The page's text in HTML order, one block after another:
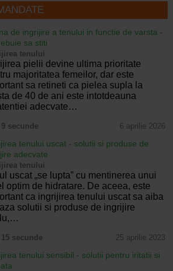
de ingrijire a tenului in functie de varsta -
sa stiti
tenului
pielii devine ultima prioritate
majoritatea femeilor, dar este
sa retineti ca pielea supla la
de 40 de ani este intotdeauna
adecvate…
secunde 6 aprilie 2026
tenului uscat - solutii si produse de
adecvate
tenului
uscat „se lupta” cu mentinerea unui
optim de hidratare. De aceea, este
ca ingrijirea tenului uscat sa aiba
solutii si produse de ingrijire
secunde 25 aprilie 2023
tenului sensibil - solutii pentru iritatii si